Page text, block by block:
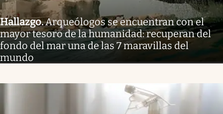
Hallazgo.Arqueólogos se encuentran con el
mayor tesoro de la humanidad: recuperan del
fondo del mar una de las 7 maravillas del
mundo